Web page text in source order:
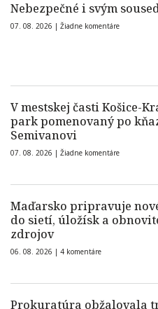
Nebezpečné i svým
07. 08. 2026 | Žiadne komentáre
V mestskej časti Košice-
park pomenovaný po
Semivanovi
07. 08. 2026 | Žiadne komentáre
Maďarsko pripravuje
do sietí, úložísk a
zdrojov
06. 08. 2026 | 4 komentáre
Prokuratúra obžalovala